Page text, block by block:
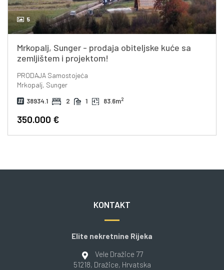
5
Mrkopalj, Sunger - prodaja obiteljske kuće sa
zemljištem i projektom!
PRODAJASamostojeća
Mrkopalj, Sunger
38934.1 2 1 83.6m2
350.000 €
KONTAKT
Elite nekretnine Rijeka
Vele Dražice 77
51218, Dražice, Hrvatska